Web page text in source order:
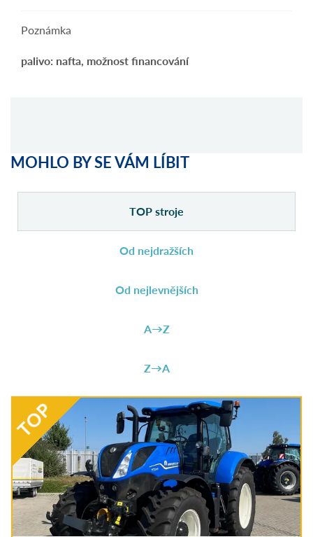
Poznámka
palivo: nafta, možnost financování
MOHLO BY SE VÁM LÍBIT
TOP stroje
Od nejdražších
Od nejlevnějších
A→Z
Z→A
TOP